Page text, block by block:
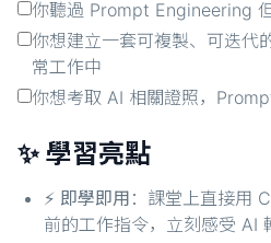
你聽過 Prompt Engineering
你想建立一套可複製、可迭代
常工作中
你想考取 AI 相關證照，
✨ 學習亮點
⚡ 即學即用 ：課堂上直接用
前的工作指令，立刻感受 AI